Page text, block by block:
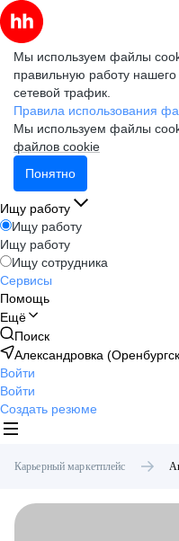
Мы используем файлы
правильную работу
сетевой трафик.
Правила использования
Мы используем файлы
файлов cookie
Понятно
Ищу работу
Ищу работу
Ищу работу
Ищу сотрудника
Сервисы
Помощь
Ещё
Поиск
Александровка
Войти
Войти
Создать резюме
Карьерный маркетплейс